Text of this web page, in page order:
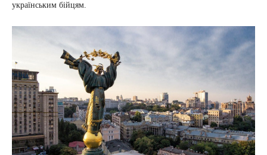
українським бійцям.